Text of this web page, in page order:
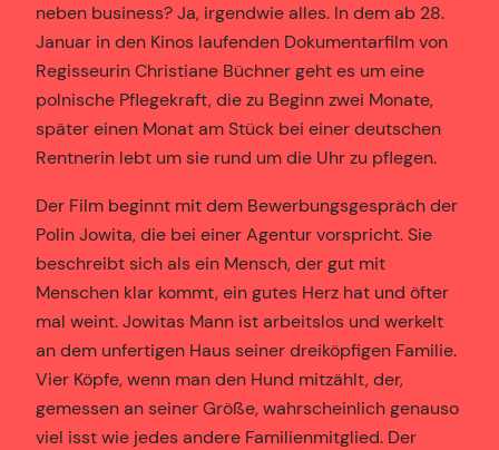
neben business? Ja, irgendwie alles. In dem ab 28.
Januar in den Kinos laufenden Dokumentarfilm von
Regisseurin Christiane Büchner geht es um eine
polnische Pflegekraft, die zu Beginn zwei Monate,
später einen Monat am Stück bei einer deutschen
Rentnerin lebt um sie rund um die Uhr zu pflegen.
Der Film beginnt mit dem Bewerbungsgespräch der
Polin Jowita, die bei einer Agentur vorspricht. Sie
beschreibt sich als ein Mensch, der gut mit
Menschen klar kommt, ein gutes Herz hat und öfter
mal weint. Jowitas Mann ist arbeitslos und werkelt
an dem unfertigen Haus seiner dreiköpfigen Familie.
Vier Köpfe, wenn man den Hund mitzählt, der,
gemessen an seiner Größe, wahrscheinlich genauso
viel isst wie jedes andere Familienmitglied. Der